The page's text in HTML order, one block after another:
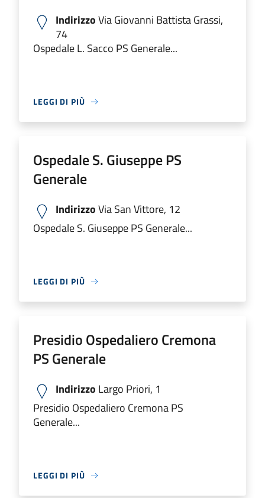
IndirizzoVia Giovanni Battista Grassi,
74
Ospedale L. Sacco PS Generale...
LEGGI DI PIÙ
Ospedale S. Giuseppe PS
Generale
IndirizzoVia San Vittore, 12
Ospedale S. Giuseppe PS Generale...
LEGGI DI PIÙ
Presidio Ospedaliero Cremona
PS Generale
Indirizzo Largo Priori, 1
Presidio Ospedaliero Cremona PS
Generale...
LEGGI DI PIÙ